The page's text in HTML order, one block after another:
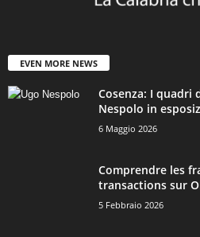
EVEN MORE NEWS
Cosenza: I quadri
Nespolo in
6 Maggio 2026
Comprendre les
transactions sur
5 Febbraio 2026